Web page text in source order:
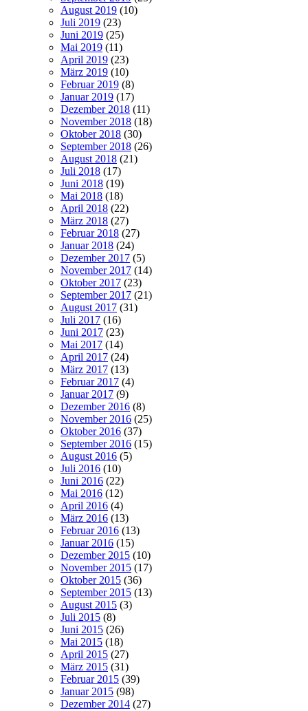
August 2019 (10)
Juli 2019 (23)
Juni 2019 (25)
Mai 2019 (11)
April 2019 (23)
März 2019 (10)
Februar 2019 (8)
Januar 2019 (17)
Dezember 2018 (11)
November 2018 (18)
Oktober 2018 (30)
September 2018 (26)
August 2018 (21)
Juli 2018 (17)
Juni 2018 (19)
Mai 2018 (18)
April 2018 (22)
März 2018 (27)
Februar 2018 (27)
Januar 2018 (24)
Dezember 2017 (5)
November 2017 (14)
Oktober 2017 (23)
September 2017 (21)
August 2017 (31)
Juli 2017 (16)
Juni 2017 (23)
Mai 2017 (14)
April 2017 (24)
März 2017 (13)
Februar 2017 (4)
Januar 2017 (9)
Dezember 2016 (8)
November 2016 (25)
Oktober 2016 (37)
September 2016 (15)
August 2016 (5)
Juli 2016 (10)
Juni 2016 (22)
Mai 2016 (12)
April 2016 (4)
März 2016 (13)
Februar 2016 (13)
Januar 2016 (15)
Dezember 2015 (10)
November 2015 (17)
Oktober 2015 (36)
September 2015 (13)
August 2015 (3)
Juli 2015 (8)
Juni 2015 (26)
Mai 2015 (18)
April 2015 (27)
März 2015 (31)
Februar 2015 (39)
Januar 2015 (98)
Dezember 2014 (27)